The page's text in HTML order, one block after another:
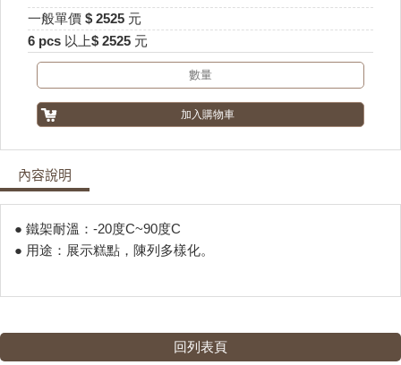
一般單價 $ 2525 元
6 pcs 以上$ 2525 元
內容說明
● 鐵架耐溫：-20度C~90度C
● ​用途：展示糕點，陳列多樣化。
回列表頁